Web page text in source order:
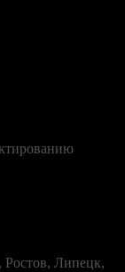
Ростов, Липецк,